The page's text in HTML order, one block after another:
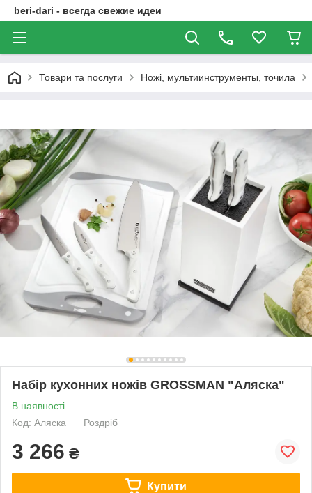
beri-dari - всегда свежие идеи
Товари та послуги Ножі, мультиинструменты, точила
Набір кухонних ножів GROSSMAN "Аляска"
В наявності
Код: Аляска
Роздріб
3 266 ₴
Купити